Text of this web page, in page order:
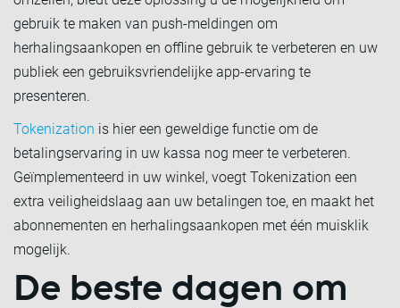
gebruik te maken van push-meldingen om
herhalingsaankopen en offline gebruik te verbeteren en uw
publiek een gebruiksvriendelijke app-ervaring te
presenteren.
Tokenization is hier een geweldige functie om de
betalingservaring in uw kassa nog meer te verbeteren.
Geïmplementeerd in uw winkel, voegt Tokenization een
extra veiligheidslaag aan uw betalingen toe, en maakt het
abonnementen en herhalingsaankopen met één muisklik
mogelijk.
De beste dagen om